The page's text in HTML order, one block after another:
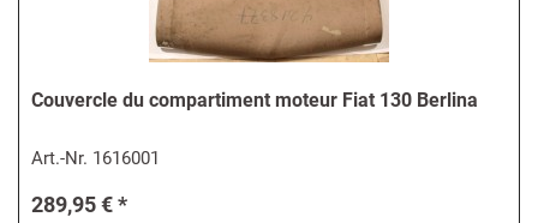
Couvercle du compartiment moteur Fiat 130 Berlina
Art.-Nr. 1616001
289,95 € *